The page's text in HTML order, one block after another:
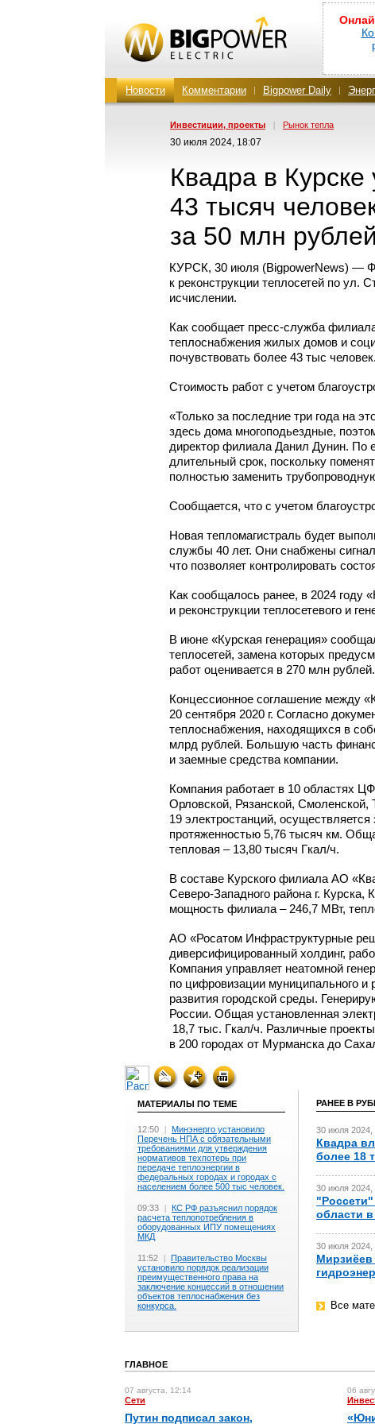
Новости Комментарии Bigpower Daily
Инвестиции, проекты | Рынок тепла
30 июля 2024, 18:07
Квадра в
43 тысяч
за 50 млн рублей
КУРСК, 30 июля (BigpowerNews) —
к реконструкции теплосетей по ул.
исчислении.
Как сообщает пресс-служба
теплоснабжения жилых домов и
почувствовать более 43 тыс человек.
Стоимость работ с учетом
«Только за последние три года на
здесь дома многоподьездные,
директор филиала Данил Дунин. По
длительный срок, поскольку
полностью заменить
Сообщается, что с учетом
Новая тепломагистраль будет
службы 40 лет. Они снабжены
что позволяет контролировать
Как сообщалось ранее, в 2024 году
и реконструкции теплосетевого и
В июне «Курская генерация»
теплосетей, замена которых
работ оценивается в 270 млн рублей.
Концессионное соглашение между
20 сентября 2020 г. Согласно
теплоснабжения, находящихся в
млрд рублей. Большую часть
и заемные средства компании.
Компания работает в 10 областях
Орловской, Рязанской,
19 электростанций,
протяженностью 5,76 тысяч км.
тепловая – 13,80 тысяч Гкал/ч.
В составе Курского филиала АО
Северо-Западного района г. Курска,
мощность филиала – 246,7 МВт,
АО «Росатом Инфраструктурные
диверсифицированный холдинг,
Компания управляет неатомной
по цифровизации муниципального и
развития городской среды.
России. Общая установленная
18,7 тыс. Гкал/ч. Различные
в 200 городах от Мурманска до
МАТЕРИАЛЫ ПО ТЕМЕ
12:50 | Минэнерго установило
Перечень НПА с обязательными
требованиями для утверждения
нормативов техпотерь при
передаче теплоэнергии в
федеральных городах и городах с
населением более 500 тыс человек.
09:33 | КС РФ разъяснил порядок
расчета теплопотребления в
оборудованных ИПУ помещениях
МКД
11:52 | Правительство Москвы
установило порядок реализации
преимущественного права на
заключение концессий в отношении
объектов теплоснабжения без
конкурса.
РАНЕЕ В
30 июля 2024,
Квадра
более 18
30 июля 2024,
области в
30 июля 2024,
Мирзиёев
Все
ГЛАВНОЕ
07 августа, 12:14
Сети
Путин подписал закон,
06